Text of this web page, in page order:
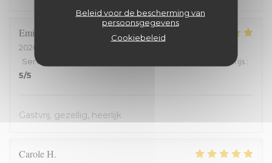
Beleid voor de bescherming van
persoonsgegevens
Cookiebeleid
Emilienne
2026-07-19
Service
Kwaliteit / Prijs :
5/5
Gastvrij, gezellig, heerlijk
CaroleH